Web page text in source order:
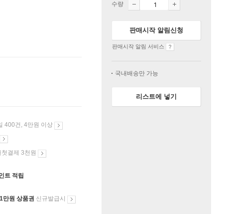
400건, 4만원 이상
결제 3천원
트 적립
만원 상품권 신규발급시
수량
판매시작 알림신청
판매시작 알림 서비스
국내배송만 가능
리스트에 넣기